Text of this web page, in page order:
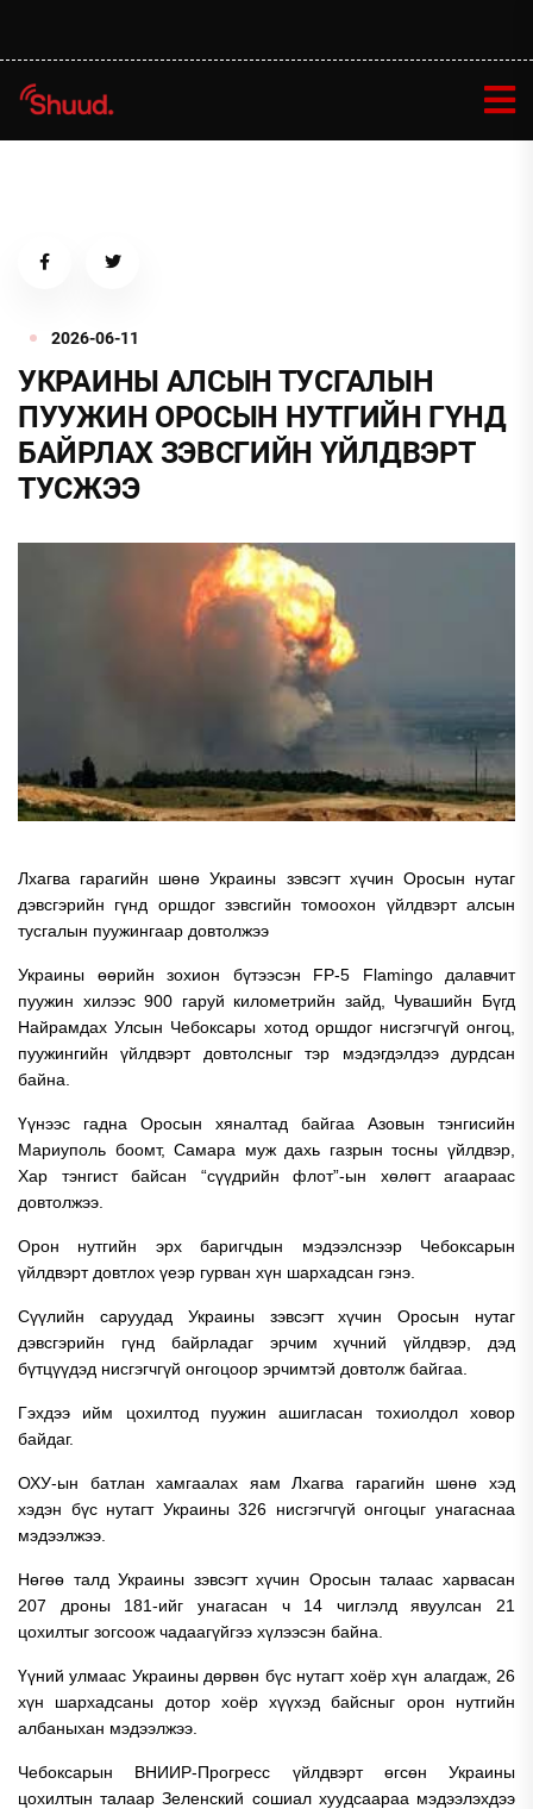
2026-06-11
УКРАИНЫ АЛСЫН ТУСГАЛЫН
ПУУЖИН ОРОСЫН НУТГИЙН ГҮНД
БАЙРЛАХ ЗЭВСГИЙН ҮЙЛДВЭРТ
ТУСЖЭЭ
Лхагва гарагийн шөнө Украины зэвсэгт хүчин Оросын нутаг
дэвсгэрийн гүнд оршдог зэвсгийн томоохон үйлдвэрт алсын
тусгалын пуужингаар довтолжээ
Украины өөрийн зохион бүтээсэн FP-5 Flamingo далавчит
пуужин хилээс 900 гаруй километрийн зайд, Чувашийн Бүгд
Найрамдах Улсын Чебоксары хотод оршдог нисгэгчгүй онгоц,
пуужингийн үйлдвэрт довтолсныг тэр мэдэгдэлдээ дурдсан
байна.
Үүнээс гадна Оросын хяналтад байгаа Азовын тэнгисийн
Мариуполь боомт, Самара муж дахь газрын тосны үйлдвэр,
Хар тэнгист байсан “сүүдрийн флот”-ын хөлөгт агаараас
довтолжээ.
Орон нутгийн эрх баригчдын мэдээлснээр Чебоксарын
үйлдвэрт довтлох үеэр гурван хүн шархадсан гэнэ.
Сүүлийн саруудад Украины зэвсэгт хүчин Оросын нутаг
дэвсгэрийн гүнд байрладаг эрчим хүчний үйлдвэр, дэд
бүтцүүдэд нисгэгчгүй онгоцоор эрчимтэй довтолж байгаа.
Гэхдээ ийм цохилтод пуужин ашигласан тохиолдол ховор
байдаг.
ОХУ-ын батлан хамгаалах яам Лхагва гарагийн шөнө хэд
хэдэн бүс нутагт Украины 326 нисгэгчгүй онгоцыг унагаснаа
мэдээлжээ.
Нөгөө талд Украины зэвсэгт хүчин Оросын талаас харвасан
207 дроны 181-ийг унагасан ч 14 чиглэлд явуулсан 21
цохилтыг зогсоож чадаагүйгээ хүлээсэн байна.
Үүний улмаас Украины дөрвөн бүс нутагт хоёр хүн алагдаж, 26
хүн шархадсаны дотор хоёр хүүхэд байсныг орон нутгийн
албаныхан мэдээлжээ.
Чебоксарын ВНИИР-Прогресс үйлдвэрт өгсөн Украины
цохилтын талаар Зеленский сошиал хуудсаараа мэдээлэхдээ